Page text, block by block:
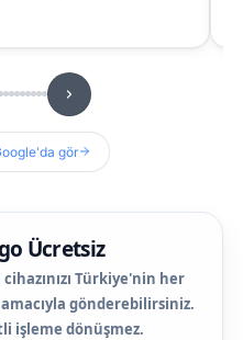
gör
Ücretsiz
Türkiye'nin her
gönderebilirsiniz.
işleme dönüşmez.